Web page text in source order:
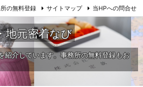
の無料登録 サイトマップ 当HPへの問合せ
地元密着なび
紹介しています。事務所の無料登録もお